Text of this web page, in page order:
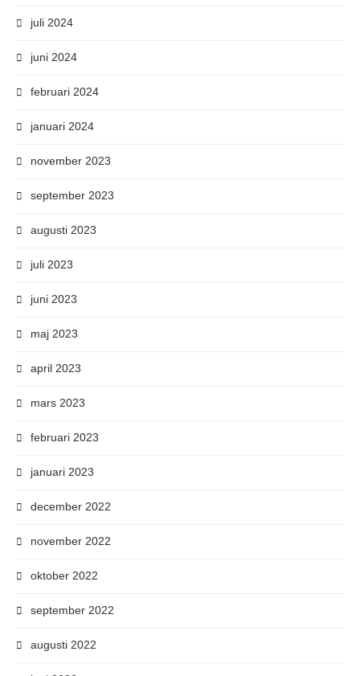
juli 2024
juni 2024
februari 2024
januari 2024
november 2023
september 2023
augusti 2023
juli 2023
juni 2023
maj 2023
april 2023
mars 2023
februari 2023
januari 2023
december 2022
november 2022
oktober 2022
september 2022
augusti 2022